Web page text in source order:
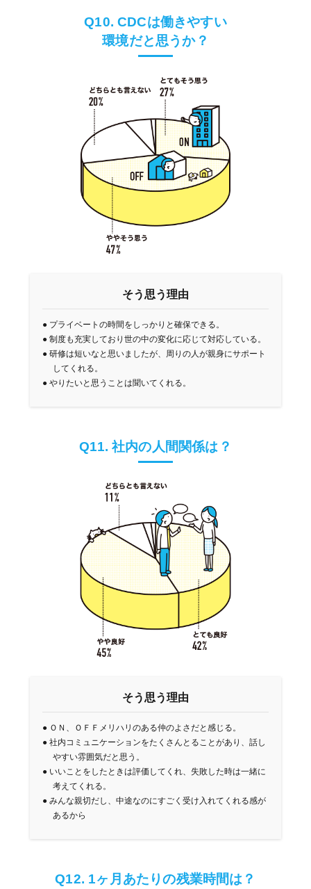
Q10. CDCは働きやすい
環境だと思うか？
そう思う理由
● プライベートの時間をしっかりと確保できる。
●制度も充実しており世の中の変化に応じて対応している。
●研修は短いなと思いましたが、周りの人が親身にサポート
してくれる。
●やりたいと思うことは聞いてくれる。
Q11. 社内の人間関係は？
そう思う理由
● ＯＮ、ＯＦＦメリハリのある仲のよさだと感じる。
●社内コミュニケーションをたくさんとることがあり、話し
やすい雰囲気だと思う。
● いいことをしたときは評価してくれ、失敗した時は一緒に
考えてくれる。
●みんな親切だし、中途なのにすごく受け入れてくれる感が
あるから
Q12. 1ヶ月あたりの残業時間は？